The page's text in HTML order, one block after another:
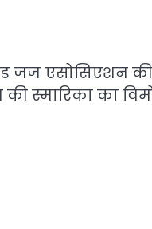
जज एसोसिएशन
स्मारिका का